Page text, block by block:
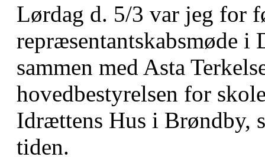
Lørdag d. 5/3 var jeg for
repræsentantskabsmøde i
sammen med Asta
hovedbestyrelsen for
Idrættens Hus i Brøndby,
tiden.